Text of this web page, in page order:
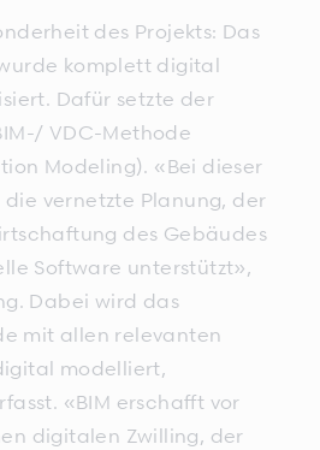
des Projekts: Das
komplett digital
Dafür setzte der
VDC-Methode
Modeling). «Bei dieser
vernetzte Planung, der
des Gebäudes
Software unterstützt»,
Dabei wird das
mit allen relevanten
modelliert,
«BIM erschafft vor
digitalen Zwilling, der